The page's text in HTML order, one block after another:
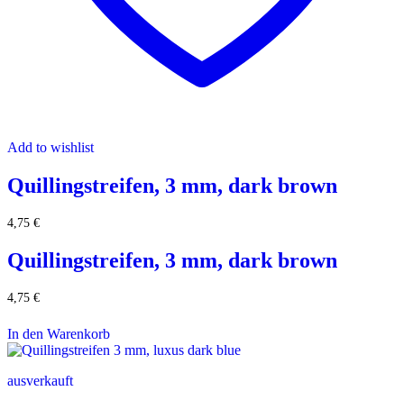
Add to wishlist
Quillingstreifen, 3 mm, dark brown
4,75 €
Quillingstreifen, 3 mm, dark brown
4,75 €
In den Warenkorb
ausverkauft